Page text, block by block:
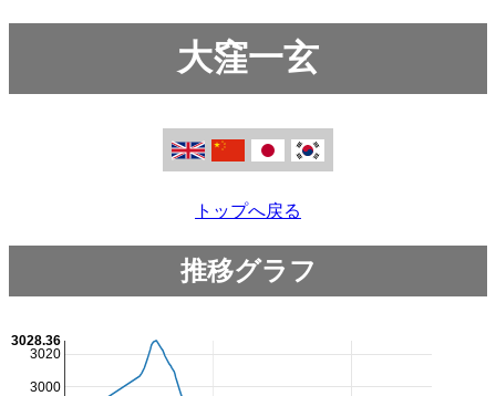
大窪一玄
トップへ戻る
推移グラフ
3000
3020
3028.36